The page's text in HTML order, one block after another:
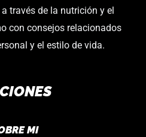
través de la nutrición y el
con consejos relacionados
y el estilo de vida.
MI